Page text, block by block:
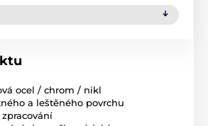
ocel / chrom / nikl
a leštěného povrchu